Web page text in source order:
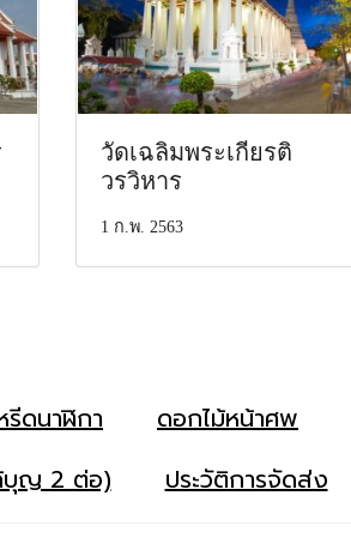
วัดเฉลิมพระเกียรติ
วรวิหาร
1 ก.พ. 2563
ดนาฬิกา ดอกไม้หน้าศพ
บุญ 2 ต่อ) ประวัติการจัดส่ง